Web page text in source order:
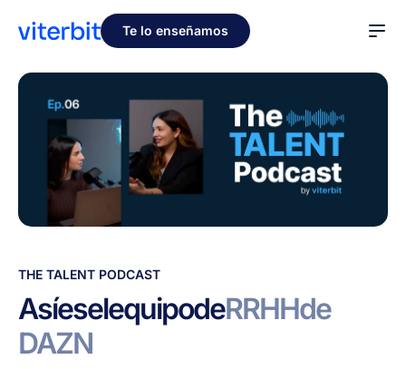
Te lo enseñamos
Así
es
el
equipo
THE TALENT PODCAST
AsíeselequipodeRRHHde
DAZN